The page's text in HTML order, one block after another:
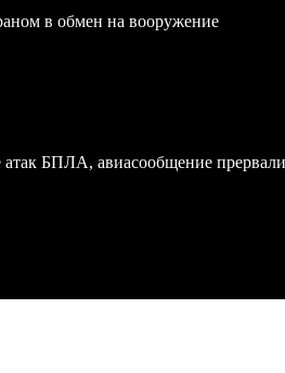
в обмен на вооружение
БПЛА, авиасообщение прервали